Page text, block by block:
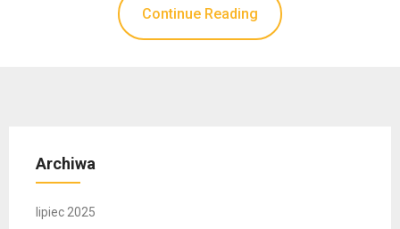
Continue Reading
Archiwa
lipiec 2025